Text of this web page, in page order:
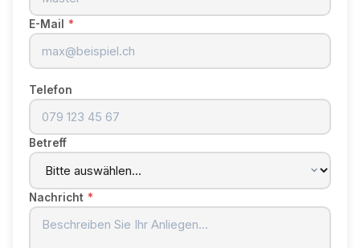
E-Mail *
Telefon
Betreff
Nachricht *